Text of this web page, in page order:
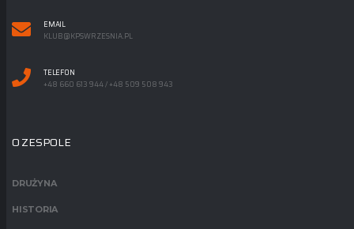
EMAIL
KLUB@KPSWRZESNIA.PL
TELEFON
+48 660 613 944 / +48 509 508 943
O ZESPOLE
DRUŻYNA
HISTORIA